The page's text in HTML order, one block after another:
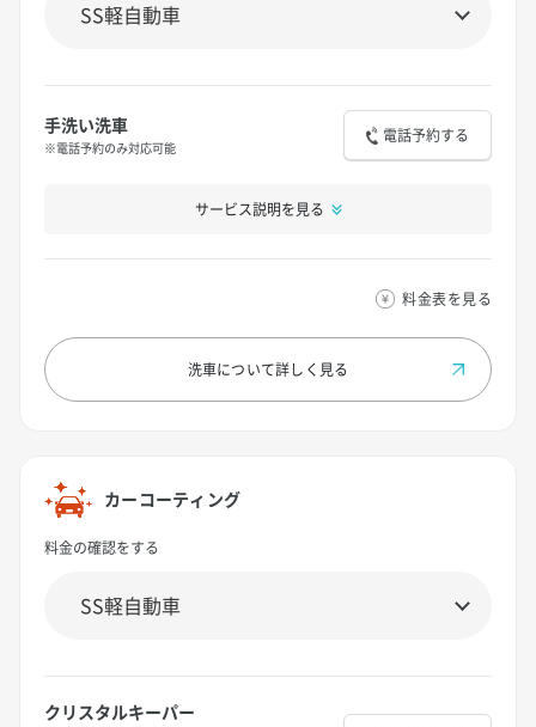
手洗い洗車
※電話予約のみ対応可能
電話予約する
サービス説明を見る
料金表を見る
洗車について詳しく見る
カーコーティング
料金の確認をする
クリスタルキーパー